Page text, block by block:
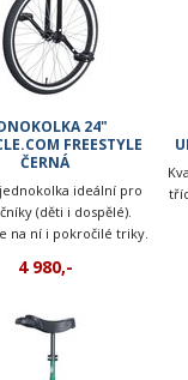
24"
FREESTYLE
ČERNÁ
ideální pro
(děti i dospělé).
na ní i pokročilé triky.
4 980,-